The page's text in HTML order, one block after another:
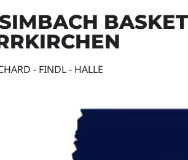
- FINDL - HALLE